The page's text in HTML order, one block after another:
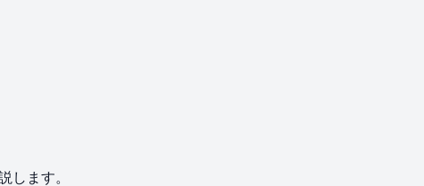
します。